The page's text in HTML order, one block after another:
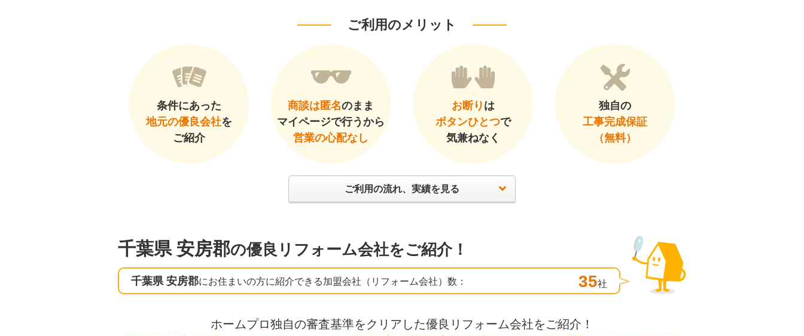
ご利用のメリット
条件にあった
地元の優良会社を
ご紹介
商談は匿名のまま
マイページで行うから
営業の心配なし
お断り は
ボタンひとつで
気兼ねなく
独自の
工事完成保証
（無料）
ご利用の流れ、実績を見る
千葉県 安房郡の優良リフォーム会社をご紹介！
千葉県 安房郡にお住まいの方に紹介できる加盟会社（リフォーム会社）数： 35社
ホームプロ独自の審査基準をクリアした優良リフォーム会社をご紹介！